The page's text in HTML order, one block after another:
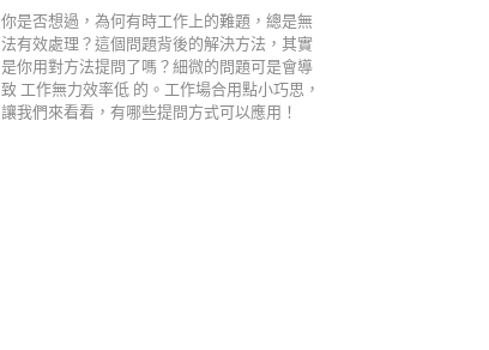
你是否想過，為何有時工作上的難題，總是無
法有效處理？這個問題背後的解決方法，其實
是你用對方法提問了嗎？細微的問題可是會導
致 工作無力效率低 的。工作場合用點小巧思，
讓我們來看看，有哪些提問方式可以應用！